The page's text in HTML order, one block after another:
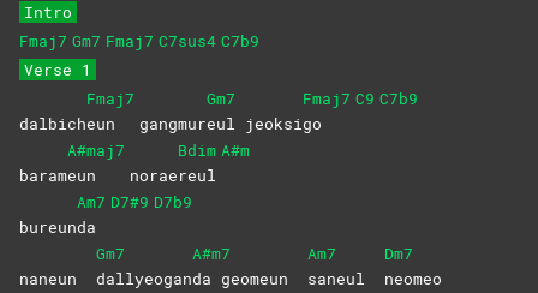
Intro
Fmaj7 Gm7 Fmaj7 C7sus4 C7b9
Verse 1
dalbich
Fmaj7
eun
gangmur
Gm7
eul
jeoksi
Fmaj7
go
C9 C7b9
baram
A#maj7
eun
norae
Bdim
reul
A#m
bureun
Am7
da
D7#9 D7b9
naneun
Gm7
dallyeogan
A#m7
da geomeun
Am7
saneul
Dm7
neomeo